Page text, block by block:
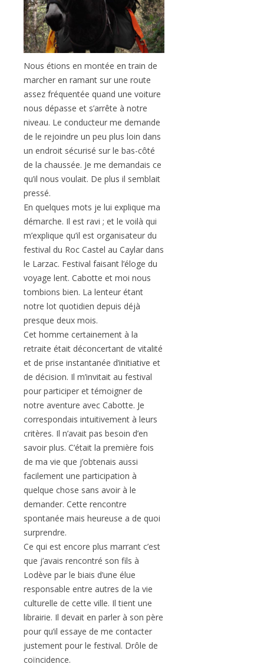
Nous étions en montée en train de
marcher en ramant sur une route
assez fréquentée quand une voiture
nous dépasse et s’arrête à notre
niveau. Le conducteur me demande
de le rejoindre un peu plus loin dans
un endroit sécurisé sur le bas-côté
de la chaussée. Je me demandais ce
qu’il nous voulait. De plus il semblait
pressé.
En quelques mots je lui explique ma
démarche. Il est ravi ; et le voilà qui
m’explique qu’il est organisateur du
festival du Roc Castel au Caylar dans
le Larzac. Festival faisant l’éloge du
voyage lent. Cabotte et moi nous
tombions bien. La lenteur étant
notre lot quotidien depuis déjà
presque deux mois.
Cet homme certainement à la
retraite était déconcertant de vitalité
et de prise instantanée d’initiative et
de décision. Il m’invitait au festival
pour participer et témoigner de
notre aventure avec Cabotte. Je
correspondais intuitivement à leurs
critères. Il n’avait pas besoin d’en
savoir plus. C’était la première fois
de ma vie que j’obtenais aussi
facilement une participation à
quelque chose sans avoir à le
demander. Cette rencontre
spontanée mais heureuse a de quoi
surprendre.
Ce qui est encore plus marrant c’est
que j’avais rencontré son fils à
Lodève par le biais d’une élue
responsable entre autres de la vie
culturelle de cette ville. Il tient une
librairie. Il devait en parler à son père
pour qu’il essaye de me contacter
justement pour le festival. Drôle de
coïncidence.